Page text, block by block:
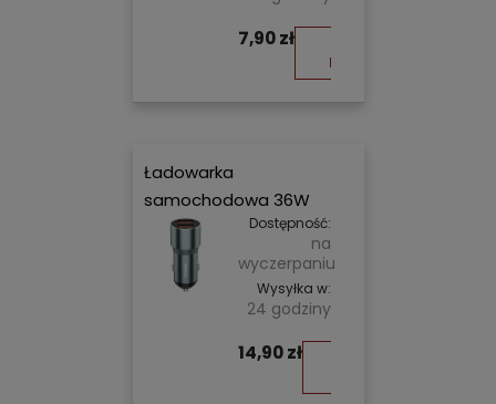
7,90 zł
koszyka
Ładowarka
samochodowa 36W
Dostępność:
na
wyczerpaniu
Wysyłka w:
24 godziny
14,90 zł